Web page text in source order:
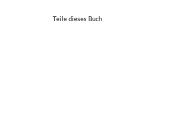
Teile dieses Buch